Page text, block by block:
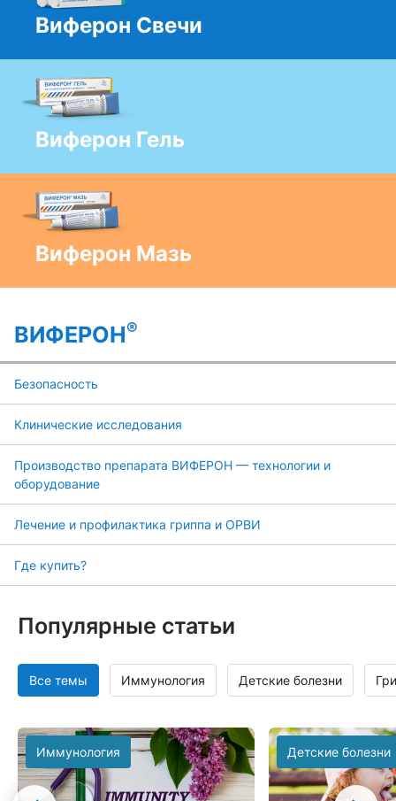
Виферон Свечи
Виферон Гель
Виферон Мазь
ВИФЕРОН®
Безопасность
Клинические исследования
Производство препарата ВИФЕРОН — технологии и
оборудование
Лечение и профилактика гриппа и ОРВИ
Где купить?
Популярные статьи
Все темы Иммунология Детские болезни
Иммунология Детские болезни